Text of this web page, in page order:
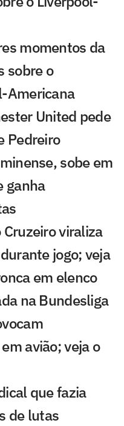
momentos da
sobre o
Americana
United pede
Pedreiro
sobe em
ganha
Cruzeiro viraliza
jogo; veja
em elenco
na Bundesliga
avião; veja o
que fazia
de lutas